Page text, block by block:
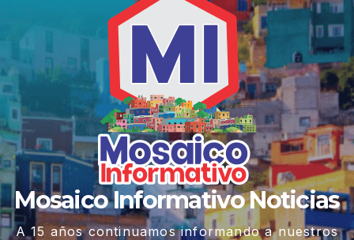
Mosaico Informativo Noticias
A 15 años continuamos informando a nuestros